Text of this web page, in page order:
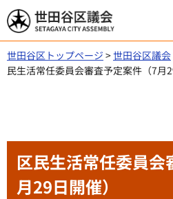
世田谷区議会
世田谷区トップページ >世田谷区議会
民生活常任委員会審査予定案件（7月
区民生活常任委員
月29日開催）